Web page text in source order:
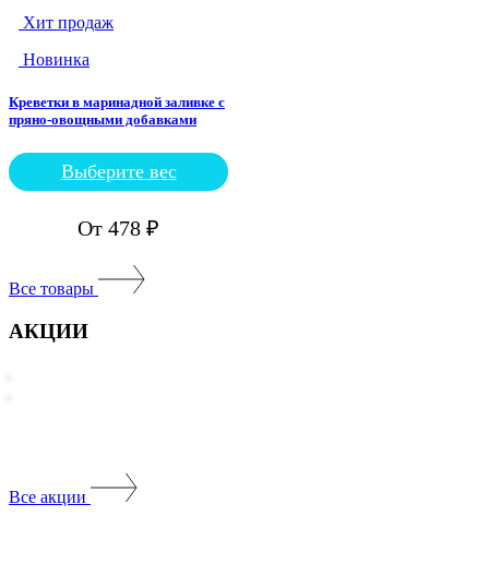
странице
Хит продаж
Новинка
Креветки в маринадной заливке с
пряно-овощными добавками
От 478 ₽
Выберите вес
Этот
несколько
можно
на
Все товары
АКЦИИ
Все акции